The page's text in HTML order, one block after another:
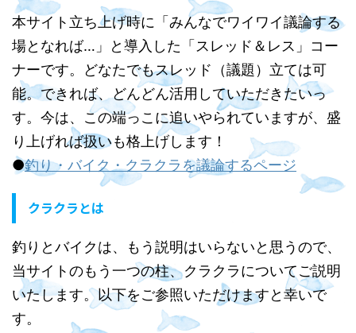
本サイト立ち上げ時に「みんなでワイワイ議論する
場となれば…」と導入した「スレッド＆レス」コー
ナーです。どなたでもスレッド（議題）立ては可
能。できれば、どんどん活用していただきたいっ
す。今は、この端っこに追いやられていますが、盛
り上げれば扱いも格上げします！
●釣り・バイク・クラクラを議論するページ
クラクラとは
釣りとバイクは、もう説明はいらないと思うので、
当サイトのもう一つの柱、クラクラについてご説明
いたします。以下をご参照いただけますと幸いで
す。